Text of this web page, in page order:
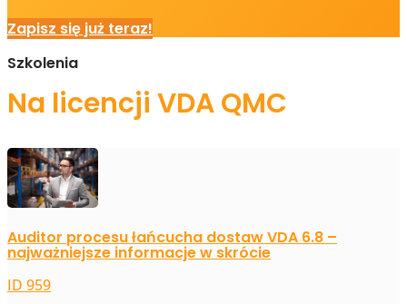
Zapisz się już teraz!
Szkolenia
Na licencji VDA QMC
Auditor procesu łańcucha dostaw VDA 6.8 –
najważniejsze informacje w skrócie
ID 959